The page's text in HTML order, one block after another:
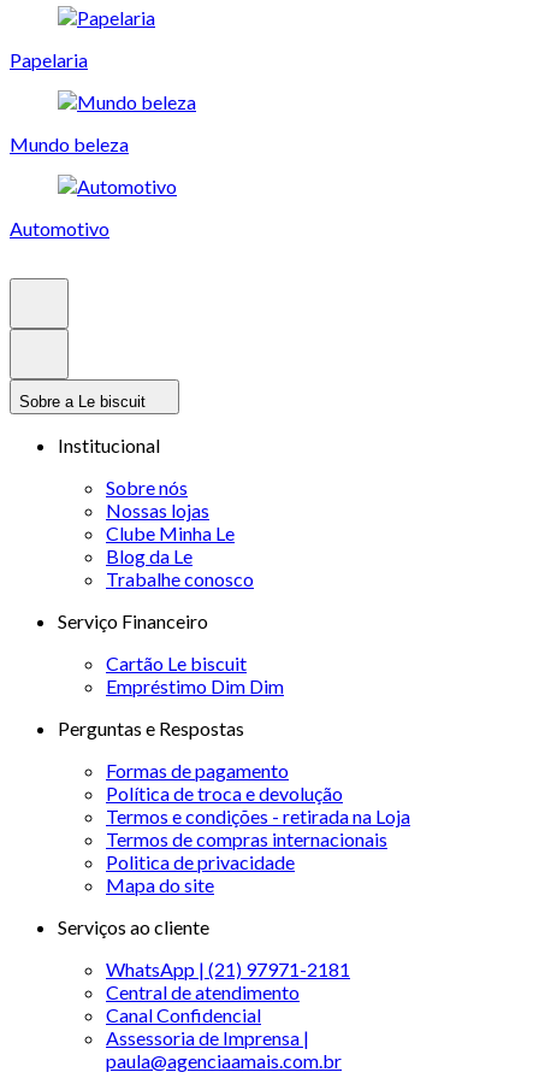
Papelaria
Mundo beleza
Automotivo
Sobre a Le biscuit
Institucional
Sobre nós
Nossas lojas
Clube Minha Le
Blog da Le
Trabalhe conosco
Serviço Financeiro
Cartão Le biscuit
Empréstimo Dim Dim
Perguntas e Respostas
Formas de pagamento
Política de troca e devolução
Termos e condições - retirada na Loja
Termos de compras internacionais
Politica de privacidade
Mapa do site
Serviços ao cliente
WhatsApp | (21) 97971-2181
Central de atendimento
Canal Confidencial
Assessoria de Imprensa |
paula@agenciaamais.com.br